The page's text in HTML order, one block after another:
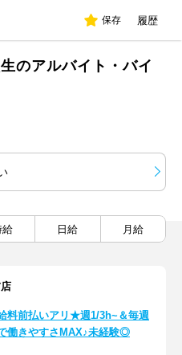
保存 履歴
のアルバイト・バイ
給 日給 月給
料前払いアリ★週1/3h~＆毎週
働きやすさMAX♪未経験◎